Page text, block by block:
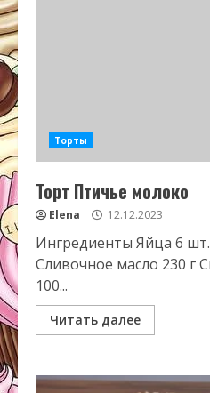
Торты
Торт Птичье молоко
Elena 12.12.2023
Ингредиенты Яйца 6 шт.
Сливочное масло 230 г
100...
Читать далее